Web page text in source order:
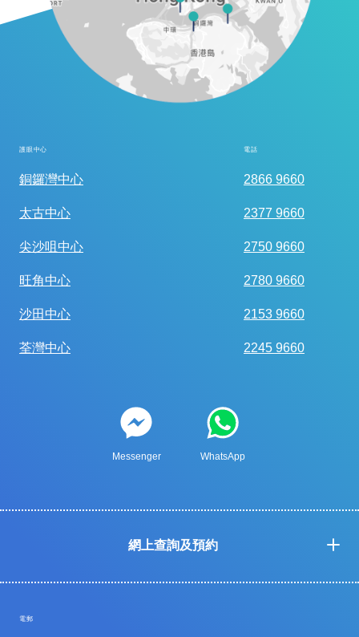
護眼中心 電話
銅鑼灣中心 2866 9660
太古中心 2377 9660
尖沙咀中心 2750 9660
旺角中心 2780 9660
沙田中心 2153 9660
荃灣中心 2245 9660
Messenger WhatsApp
網上查詢及預約
電郵